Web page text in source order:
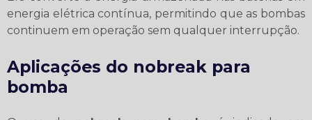
energia elétrica contínua, permitindo que as bombas
continuem em operação sem qualquer interrupção.
Aplicações do nobreak para
bomba